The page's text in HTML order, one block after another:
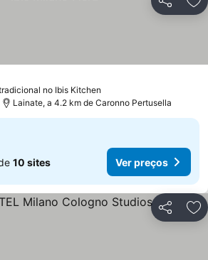
Partilhar
no Ibis Kitchen
Lainate, a 4.2 km de Caronno Pertusella
10 sites Ver preços
Partilhar